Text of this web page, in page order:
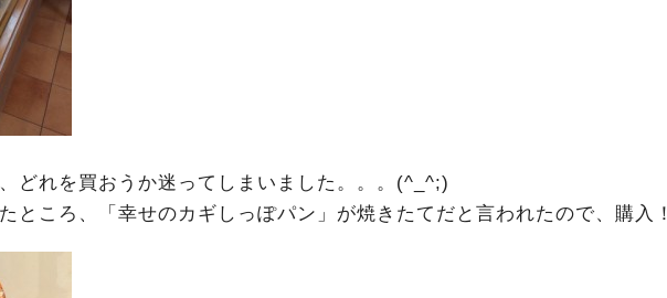
どれを買おうか迷ってしまいました。。。(^_^;)
ところ、「幸せのカギしっぽパン」が焼きたてだと言われたので、購入！